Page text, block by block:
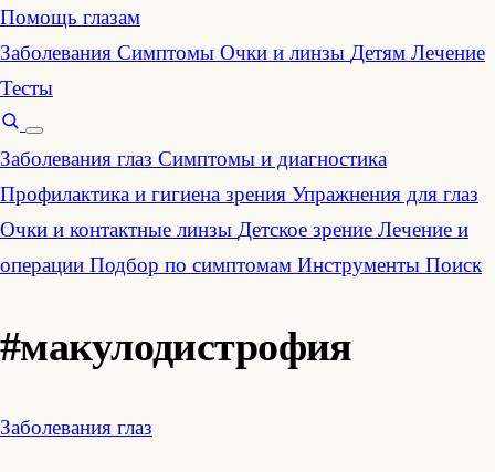
Помощь глазам
Заболевания Симптомы Очки и линзы Детям Лечение
Тесты
Заболевания глаз Симптомы и диагностика
Профилактика и гигиена зрения Упражнения для глаз
Очки и контактные линзы Детское зрение Лечение и
операции Подбор по симптомам Инструменты Поиск
#макулодистрофия
Заболевания глаз